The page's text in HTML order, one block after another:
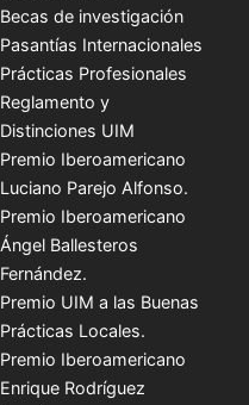
Becas de investigación
Pasantías Internacionales
Prácticas Profesionales
Reglamento y
Distinciones UIM
Premio Iberoamericano
Luciano Parejo Alfonso.
Premio Iberoamericano
Ángel Ballesteros
Fernández.
Premio UIM a las Buenas
Prácticas Locales.
Premio Iberoamericano
Enrique Rodríguez